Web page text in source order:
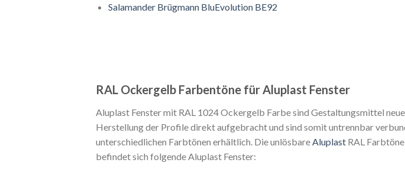
Salamander Brügmann BluEvolution BE92
RAL Ockergelb Farbentöne für Aluplast Fenster
Aluplast Fenster mit RAL 1024 Ockergelb Farbe sind Gestaltungsmittel
Herstellung der Profile direkt aufgebracht und sind somit untrennbar
unterschiedlichen Farbtönen erhältlich. Die unlösbareAluplast RAL
befindet sich folgende Aluplast Fenster: